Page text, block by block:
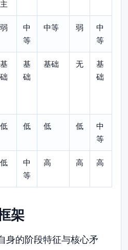
主
弱
中
等
中等 弱
中
等
基
础
基
础
基础 无
基
础
低 低 低 低
中
等
低
中
等
高 高 高
架
身的阶段特征与核心矛